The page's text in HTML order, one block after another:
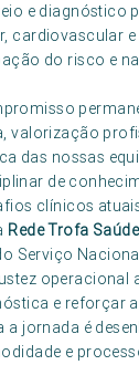
e diagnóstico
cardiovascular
do risco e
valorização
das nossas
de
clínicos
Rede Trofa Saúde
Serviço
operacional
e reforçar
a jornada é
e